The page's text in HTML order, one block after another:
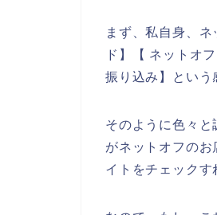
まず、私自身、
ド】【 ネットオ
振り込み】という
そのように色々
がネットオフの
イトをチェックす